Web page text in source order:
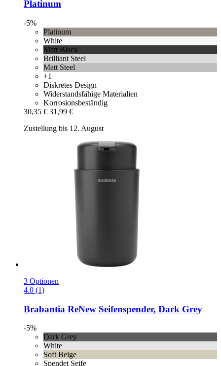
Platinum
-5%
Platinum
White
Matt Black
Brilliant Steel
Matt Steel
+1
Diskretes Design
Widerstandsfähige Materialien
Korrosionsbeständig
30,35 € 31,99 €
Zustellung bis 12. August
3 Optionen
4.0 (1)
Brabantia ReNew Seifenspender, Dark Grey
-5%
Dark Grey
White
Soft Beige
Spendet Seife